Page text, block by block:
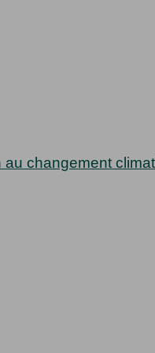
changement